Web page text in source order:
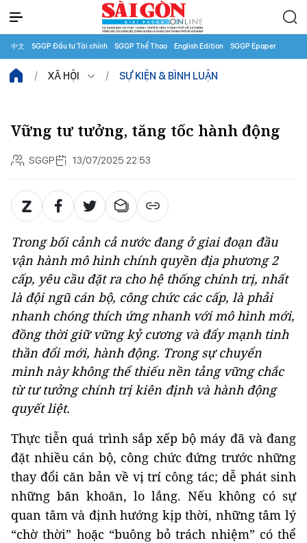
中文 SGGP Đầu tư Tài chính SGGP Thể Thao English Edition SGGP Epaper
XÃ HỘI SỰ KIỆN & BÌNH LUẬN
Vững tư tưởng, tăng tốc hành động
SGGP 13/07/2025 22:53
Trong bối cảnh cả nước đang ở giai đoạn đầu
vận hành mô hình chính quyền địa phương 2
cấp, yêu cầu đặt ra cho hệ thống chính trị, nhất
là đội ngũ cán bộ, công chức các cấp, là phải
nhanh chóng thích ứng nhanh với mô hình mới,
đồng thời giữ vững kỷ cương và đẩy mạnh tinh
thần đổi mới, hành động. Trong sự chuyển
mình này không thể thiếu nền tảng vững chắc
từ tư tưởng chính trị kiên định và hành động
quyết liệt.
Thực tiễn quá trình sắp xếp bộ máy đã và đang
đặt nhiều cán bộ, công chức đứng trước những
thay đổi căn bản về vị trí công tác; dễ phát sinh
những băn khoăn, lo lắng. Nếu không có sự
quan tâm và định hướng kịp thời, những tâm lý
“chờ thời” hoặc “buông bỏ trách nhiệm” có thể